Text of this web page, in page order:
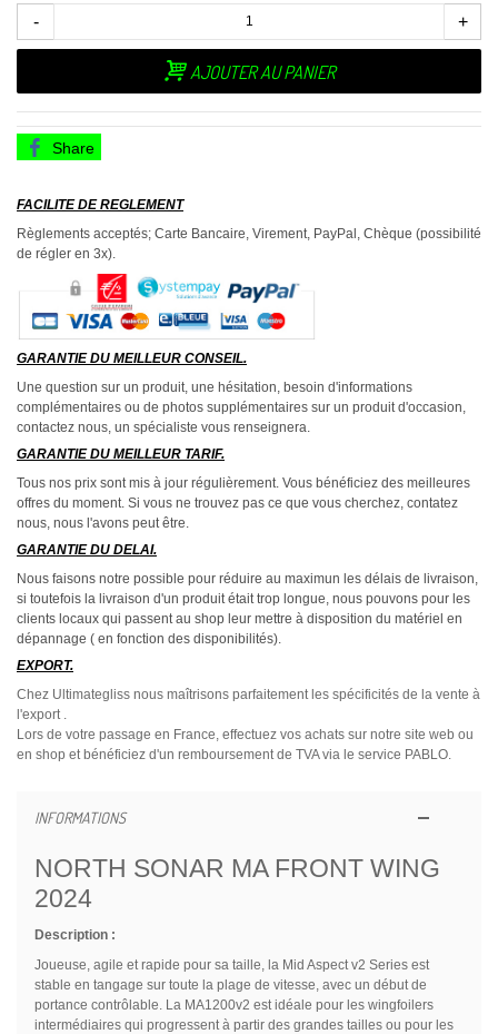
- +
AJOUTER AU PANIER
Share
FACILITE DE REGLEMENT
Règlements acceptés; Carte Bancaire, Virement, PayPal, Chèque (possibilité
de régler en 3x).
GARANTIE DU MEILLEUR CONSEIL.
Une question sur un produit, une hésitation, besoin d'informations
complémentaires ou de photos supplémentaires sur un produit d'occasion,
contactez nous, un spécialiste vous renseignera.
GARANTIE DU MEILLEUR TARIF.
Tous nos prix sont mis à jour régulièrement. Vous bénéficiez des meilleures
offres du moment. Si vous ne trouvez pas ce que vous cherchez, contatez
nous, nous l'avons peut être.
GARANTIE DU DELAI.
Nous faisons notre possible pour réduire au maximun les délais de livraison,
si toutefois la livraison d'un produit était trop longue, nous pouvons pour les
clients locaux qui passent au shop leur mettre à disposition du matériel en
dépannage ( en fonction des disponibilités).
EXPORT.
Chez Ultimategliss nous maîtrisons parfaitement les spécificités de la vente à
l'export .
Lors de votre passage en France, effectuez vos achats sur notre site web ou
en shop et bénéficiez d'un remboursement de TVA via le service PABLO.
INFORMATIONS
NORTH SONAR MA FRONT WING
2024
Description :
Joueuse, agile et rapide pour sa taille, la Mid Aspect v2 Series est
stable en tangage sur toute la plage de vitesse, avec un début de
portance contrôlable. La MA1200v2 est idéale pour les wingfoilers
intermédiaires qui progressent à partir des grandes tailles ou pour les